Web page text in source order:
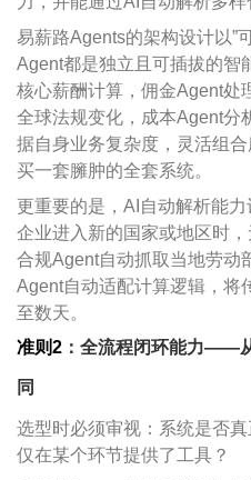
易薪路Agents的架构设计以”
Agent都是独立且可插拔的智
核心薪酬计算，佣金Agent处
全球法规变化，成本Agent分
据自身业务复杂度，灵活组合
买一套臃肿的全套系统。
更重要的是， AI 自动解析能
企业进入新的国家或地区时
合规Agent自动抓取当地劳动
Agent自动适配计算逻辑，将
至数天。
准则2 ：全流程闭环能力——
同
选型时必须审视：系统是否
仅在某个环节提供了工具？